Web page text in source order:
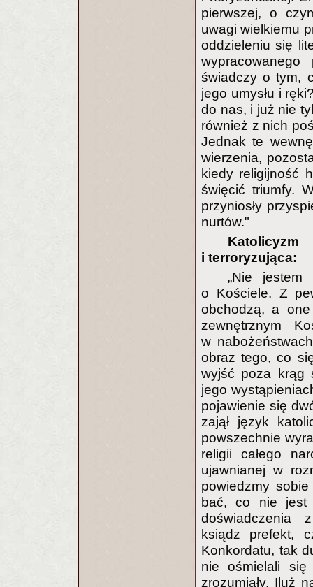
pierwszej, o
uwagi wielkiemu
oddzieleniu się
świadczy o tym,
jego umysłu i
do nas, i już nie
również z nich
Jednak te
wierzenia,
kiedy religijność
święcić triumfy.
przyniosły
nurtów."
i terroryzująca:
„Nie
o Kościele. Z
obchodzą, a
zewnętrznym
w
obraz tego, co
wyjść poza krąg
jego
pojawienie się
zajął język
powszechnie
religii całego
ujawnianej w
powiedzmy
bać, co nie jest
doświadczenia
ksiądz prefekt,
Konkordatu, tak
nie ośmielali
zrozumiały. Iluż